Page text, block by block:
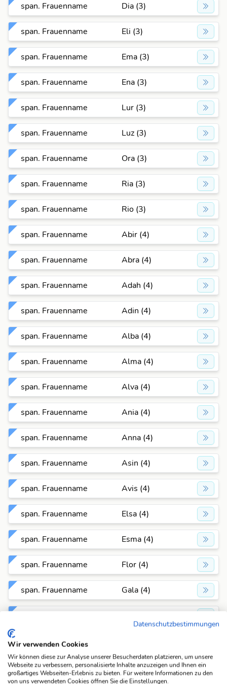
span. Frauenname Dia (3)
span. Frauenname Eli (3)
span. Frauenname Ema (3)
span. Frauenname Ena (3)
span. Frauenname Lur (3)
span. Frauenname Luz (3)
span. Frauenname Ora (3)
span. Frauenname Ria (3)
span. Frauenname Rio (3)
span. Frauenname Abir (4)
span. Frauenname Abra (4)
span. Frauenname Adah (4)
span. Frauenname Adin (4)
span. Frauenname Alba (4)
span. Frauenname Alma (4)
span. Frauenname Alva (4)
span. Frauenname Ania (4)
span. Frauenname Anna (4)
span. Frauenname Asin (4)
span. Frauenname Avis (4)
span. Frauenname Elsa (4)
span. Frauenname Esma (4)
span. Frauenname Flor (4)
span. Frauenname Gala (4)
span. Frauenname
span. Frauenname Inez (4)
Datenschutzbestimmungen
Wir verwenden Cookies
Wir können diese zur Analyse unserer Besucherdaten platzieren, um unsere
Webseite zu verbessern, personalisierte Inhalte anzuzeigen und Ihnen ein
großartiges Webseiten-Erlebnis zu bieten. Für weitere Informationen zu den
von uns verwendeten Cookies öffnen Sie die Einstellungen.